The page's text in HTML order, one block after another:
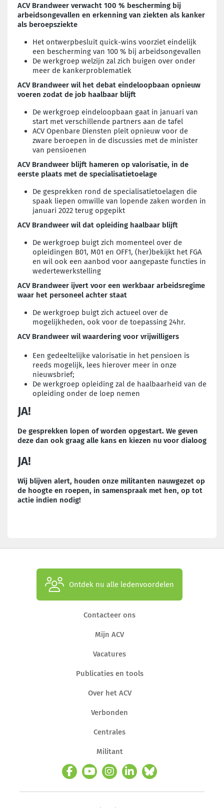
ACV Brandweer verwacht 100 % bescherming bij
arbeidsongevallen en erkenning van ziekten als kanker
als beroepsziekte
Het ontwerpbesluit quick-wins voorziet eindelijk
een bescherming van 100 % bij arbeidsongevallen
De werkgroep welzijn zal zich buigen over onder
meer de kankerproblematiek
ACV Brandweer wil het debat eindeloopbaan opnieuw
voeren zodat de job haalbaar blijft
De werkgroep eindeloopbaan gaat in januari van
start met verschillende partners aan de tafel
ACV Openbare Diensten pleit opnieuw voor de
zware beroepen in de discussies met de minister
van pensioenen
ACV Brandweer blijft hameren op valorisatie, in de
eerste plaats met de specialisatietoelage
De gesprekken rond de specialisatietoelagen die
spaak liepen omwille van lopende zaken worden in
januari 2022 terug opgepikt
ACV Brandweer wil dat opleiding haalbaar blijft
De werkgroep buigt zich momenteel over de
opleidingen B01, M01 en OFF1, (her)bekijkt het FGA
en wil ook een aanbod voor aangepaste functies in
wedertewerkstelling
ACV Brandweer ijvert voor een werkbaar arbeidsregime
waar het personeel achter staat
De werkgroep buigt zich actueel over de
mogelijkheden, ook voor de toepassing 24hr.
ACV Brandweer wil waardering voor vrijwilligers
Een gedeeltelijke valorisatie in het pensioen is
reeds mogelijk, lees hierover meer in onze
nieuwsbrief;
De werkgroep opleiding zal de haalbaarheid van de
opleiding onder de loep nemen
JA!
De gesprekken lopen of worden opgestart. We geven
deze dan ook graag alle kans en kiezen nu voor dialoog
JA!
Wij blijven alert, houden onze militanten nauwgezet op
de hoogte en roepen, in samenspraak met hen, op tot
actie indien nodig!
Ontdek nu alle ledenvoordelen
Contacteer ons
Mijn ACV
Vacatures
Publicaties en tools
Over het ACV
Verbonden
Centrales
Militant